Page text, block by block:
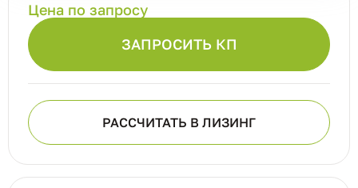
ЗАПРОСИТЬ КП
Цена по запросу
РАССЧИТАТЬ В ЛИЗИНГ